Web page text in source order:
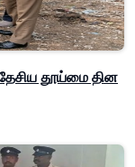
தூய்மை தின